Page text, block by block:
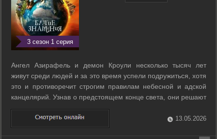
3 сезон 1 серия
Ангел Азирафель и демон Кроули несколько тысяч лет
живут среди людей и за это время успели подружиться, хотя
это и противоречит строгим правилам небесной и адской
канцелярий. Узнав о предстоящем конце света, они решают
объединить усилия, чтобы предотвратить апокалипсис,
поскольку уже успели привыкнуть к жизни на Земле. ...13.05.2026